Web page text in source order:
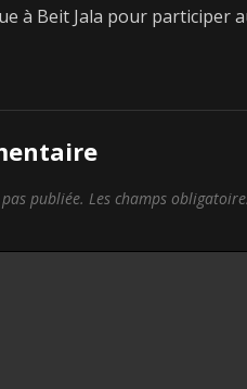
à Beit Jala pour
publiée. Les champs